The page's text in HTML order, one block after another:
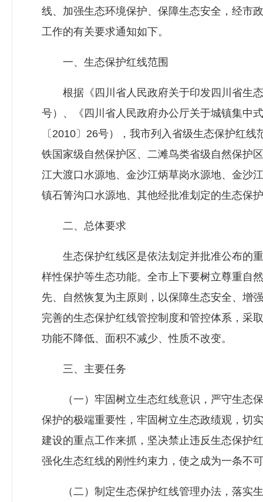
线、加强生态环境保护、保障生态安全，经市
工作的有关要求通知如下。
一、生态保护红线范围
根据《四川省人民政府关于印发四川省生态
号）、《四川省人民政府办公厅关于城镇集中
〔2010〕26号），我市列入省级生态保护红
铁国家级自然保护区、二滩鸟类省级自然保护
江大渡口水源地、金沙江炳草岗水源地、金沙
镇石箐沟口水源地、其他经批准划定的生态保
二、总体要求
生态保护红线区是依法划定并批准公布的重
样性保护等生态功能。全市上下要树立尊重自
先、自然恢复为主原则，以保障生态安全、增
完善的生态保护红线管控制度和管控体系，采
功能不降低、面积不减少、性质不改变。
三、主要任务
（一）牢固树立生态红线意识，严守生态保
保护的极端重要性，牢固树立生态政绩观，切
建设的重点工作来抓，坚决禁止违反生态保护
强化生态红线的刚性约束力，使之成为一条不
（二）制定生态保护红线管理办法，落实生